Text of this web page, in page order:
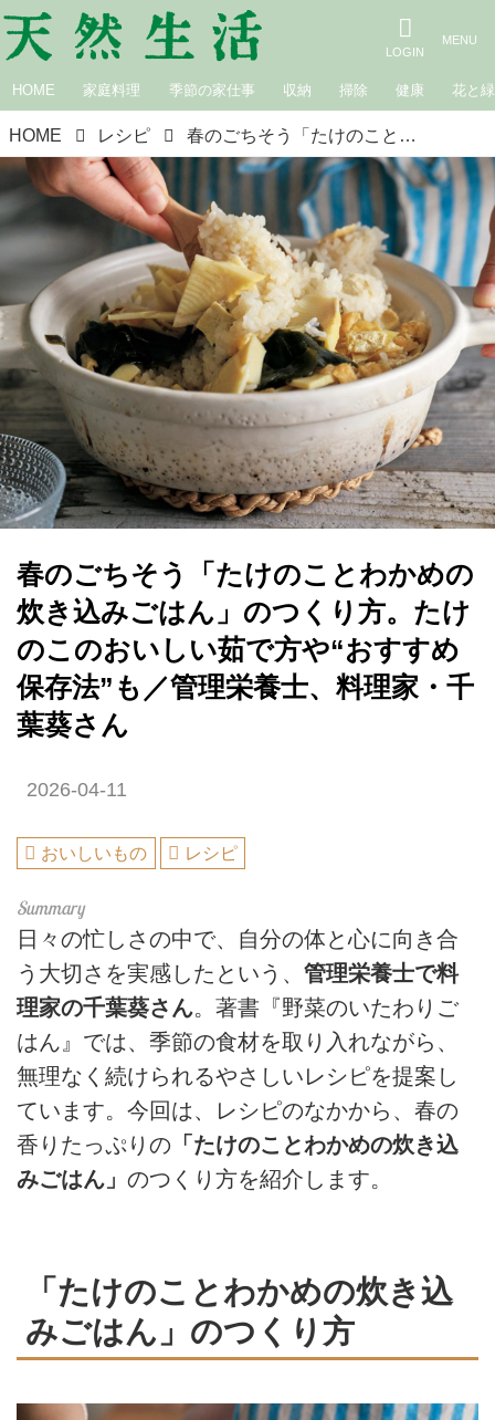
HOME 家庭料理 季節の家仕事 収納 掃除 健康 花と緑
HOME レシピ 春のごちそう「たけのことわかめの炊き込みごはん」のつくり方。たけのこのおいしい茹で方や“おすすめ保存法”も／管理栄養士、料理家・千葉葵さん
春のごちそう「たけのことわかめの
炊き込みごはん」のつくり方。たけ
のこのおいしい茹で方や“おすすめ
保存法”も／管理栄養士、料理家・千
葉葵さん
2026-04-11
おいしいもの レシピ
日々の忙しさの中で、自分の体と心に向き合
う大切さを実感したという、 管理栄養士で料
理家の千葉葵さん。著書『野菜のいたわりご
はん』では、季節の食材を取り入れながら、
無理なく続けられるやさしいレシピを提案し
ています。今回は、レシピのなかから、春の
香りたっぷりの 「たけのことわかめの炊き込
みごはん」 のつくり方を紹介します。
「たけのことわかめの炊き込
みごはん」のつくり方